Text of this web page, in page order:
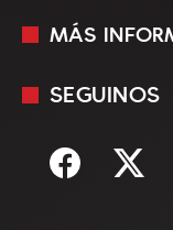
En Vivo
Sociedad
MÁS
Mediakit
Términos y
SEGUINOS